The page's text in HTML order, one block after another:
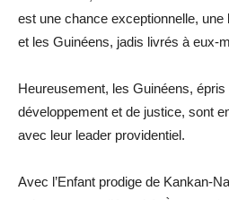
est une chance exceptionnelle, une
et les Guinéens, jadis livrés à eux-
Heureusement, les Guinéens, épris
développement et de justice, sont
avec leur leader providentiel.
Avec l’Enfant prodige de Kankan-